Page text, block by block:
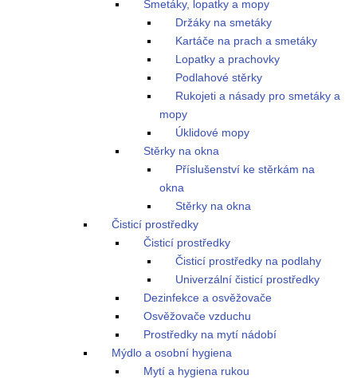
Smetáky, lopatky a mopy
Držáky na smetáky
Kartáče na prach a smetáky
Lopatky a prachovky
Podlahové stěrky
Rukojeti a násady pro smetáky a
mopy
Úklidové mopy
Stěrky na okna
Příslušenství ke stěrkám na
okna
Stěrky na okna
Čisticí prostředky
Čisticí prostředky
Čisticí prostředky na podlahy
Univerzální čisticí prostředky
Dezinfekce a osvěžovače
Osvěžovače vzduchu
Prostředky na mytí nádobí
Mýdlo a osobní hygiena
Mytí a hygiena rukou